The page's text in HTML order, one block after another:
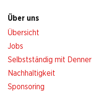
Über uns
Übersicht
Jobs
Selbstständig mit Denner
Nachhaltigkeit
Sponsoring